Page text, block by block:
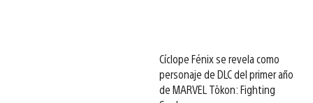
Cíclope Fénix se revela como
personaje de DLC del primer año
de MARVEL Tōkon: Fighting